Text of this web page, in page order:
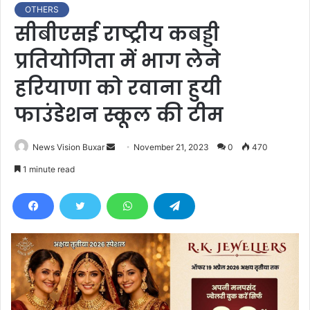
OTHERS
सीबीएसई राष्ट्रीय कबड्डी
प्रतियोगिता में भाग लेने
हरियाणा को रवाना हुयी
फाउंडेशन स्कूल की टीम
News Vision Buxar
d
e
m
a
i
November 21, 2023 0 470
1 minute read